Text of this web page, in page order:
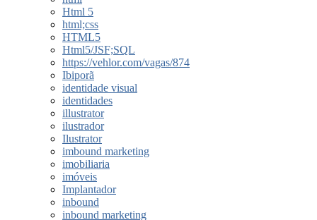
Html 5
html;css
HTML5
Html5/JSF;SQL
https://vehlor.com/vagas/874
Ibiporã
identidade visual
identidades
illustrator
ilustrador
Ilustrator
imbound marketing
imobiliaria
imóveis
Implantador
inbound
inbound marketing